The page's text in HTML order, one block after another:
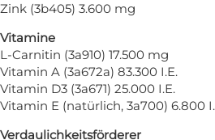
Zink (3b405) 3.600 mg
Vitamine
L-Carnitin (3a910) 17.500 mg
Vitamin A (3a672a) 83.300 I.E.
Vitamin D3 (3a671) 25.000 I.E.
Vitamin E (natürlich, 3a700) 6.800
Verdaulichkeitsförderer